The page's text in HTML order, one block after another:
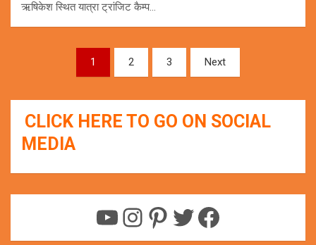
ऋषिकेश स्थित यात्रा ट्रांजिट कैम्प…
pagination
1 2 3 Next
CLICK HERE TO GO ON SOCIAL
MEDIA
YouTube
Instagram
Pinterest
Twitter
Facebook